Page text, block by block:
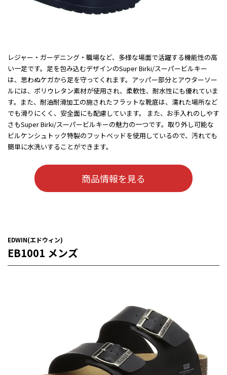
レジャー・ガーデニング・職場など、多様な場面で活躍する機能性の高
い一足です。足を包み込むデザインのSuper Birki/スーパービルキー
は、思わぬケガから足を守ってくれます。アッパー部分とアウターソー
ルには、ポリウレタン素材が使用され、柔軟性、耐水性にも優れていま
す。また、耐油耐滑加工の施されたフラットな靴底は、濡れた場所など
でも滑りにくく、安全面にも配慮しています。 また、お手入れのしやす
さもSuper Birki/スーパービルキーの魅力の一つです。取り外し可能な
ビルケンシュトック特製のフットベッドを使用しているので、汚れても
簡単に水洗いすることができます。
商品情報を見る
EDWIN(エドウィン)
EB1001 メンズ